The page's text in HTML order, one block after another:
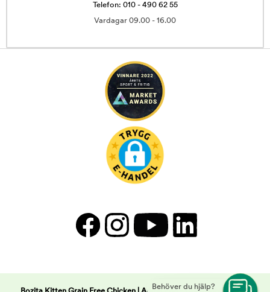
Behöver du hjälp?
Telefon: 010 - 490 62 55
Vardagar 09.00 - 16.00